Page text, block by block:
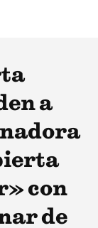
a
con
de